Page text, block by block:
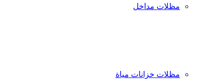
مظلات مداخل
مظلات خزانات مياة